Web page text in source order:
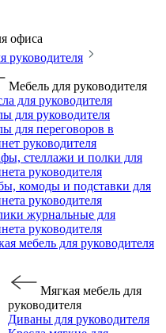
офиса
руководителя
Мебель для руководителя
для руководителя
для руководителя
для переговоров в
руководителя
стеллажи и полки для
руководителя
комоды и подставки для
руководителя
журнальные для
руководителя
мебель для руководителя
Мягкая мебель для
руководителя
Диваны для руководителя